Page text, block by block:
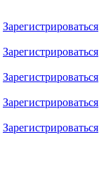
Зарегистрироваться
Зарегистрироваться
Зарегистрироваться
Зарегистрироваться
Зарегистрироваться